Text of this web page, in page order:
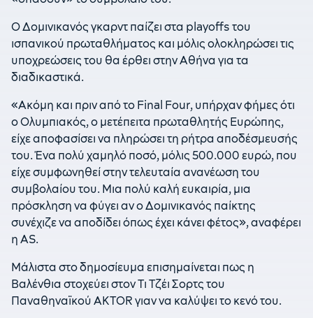
Ο Δομινικανός γκαρντ παίζει στα playoffs του
ισπανικού πρωταθλήματος και μόλις ολοκληρώσει τις
υποχρεώσεις του θα έρθει στην Αθήνα για τα
διαδικαστικά.
«Ακόμη και πριν από το Final Four, υπήρχαν φήμες ότι
ο Ολυμπιακός, ο μετέπειτα πρωταθλητής Ευρώπης,
είχε αποφασίσει να πληρώσει τη ρήτρα αποδέσμευσής
του. Ένα πολύ χαμηλό ποσό, μόλις 500.000 ευρώ, που
είχε συμφωνηθεί στην τελευταία ανανέωση του
συμβολαίου του. Μια πολύ καλή ευκαιρία, μια
πρόσκληση να φύγει αν ο Δομινικανός παίκτης
συνέχιζε να αποδίδει όπως έχει κάνει φέτος», αναφέρει
η AS.
Μάλιστα στο δημοσίευμα επισημαίνεται πως η
Βαλένθια στοχεύει στον Τι Τζέι Σορτς του
Παναθηναϊκού AKTOR γιαν να καλύψει το κενό του.